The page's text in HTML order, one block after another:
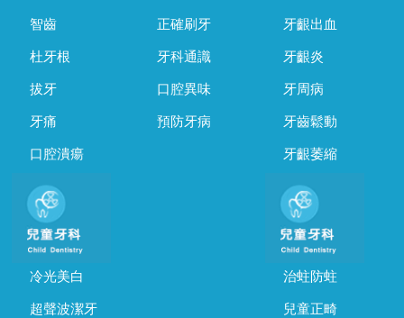
智齒
杜牙根
拔牙
牙痛
口腔潰瘍
正確刷牙
牙科通識
口腔異味
預防牙病
牙齦出血
牙齦炎
牙周病
牙齒鬆動
牙齦萎縮
冷光美白
超聲波潔牙
治蛀防蛀
兒童正畸